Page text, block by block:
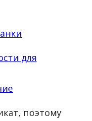
для
поэтому